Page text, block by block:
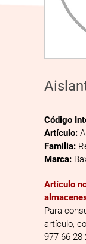
Código
Artículo:
Familia:
Marca:
Artículo
Para
artículo,
977 66 28